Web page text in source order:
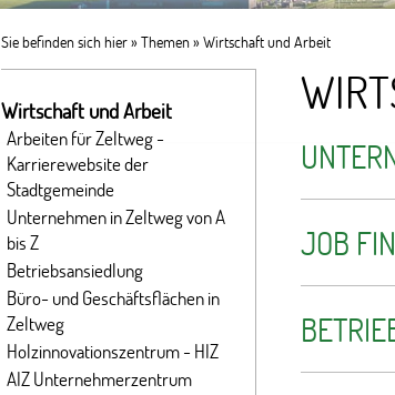
Sie befinden sich hier » Themen» Wirtschaft und Arbeit
JOB
Wirtschaft und Arbeit
Arbeiten für Zeltweg -
Karrierewebsite der
Stadtgemeinde
Unternehmen in Zeltweg von A
bis Z
Betriebsansiedlung
Büro- und Geschäftsflächen in
Zeltweg
Holzinnovationszentrum - HIZ
AIZ Unternehmerzentrum